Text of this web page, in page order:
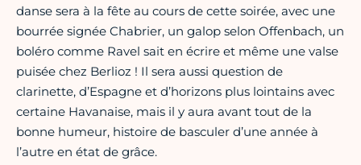
danse sera à la fête au cours de cette soirée, avec une
bourrée signée Chabrier, un galop selon Offenbach, un
boléro comme Ravel sait en écrire et même une valse
puisée chez Berlioz ! Il sera aussi question de
clarinette, d’Espagne et d’horizons plus lointains avec
certaine Havanaise, mais il y aura avant tout de la
bonne humeur, histoire de basculer d’une année à
l’autre en état de grâce.